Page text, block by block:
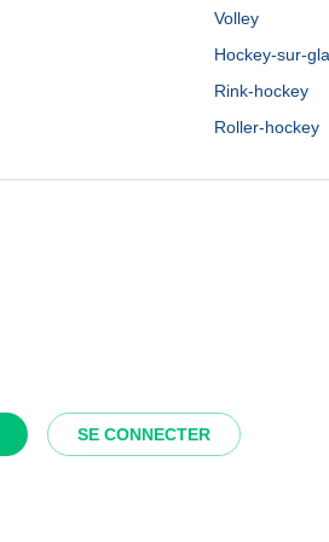
SE CONNECTER
Volley
Hockey-sur-
Rink-hockey
Roller-hockey